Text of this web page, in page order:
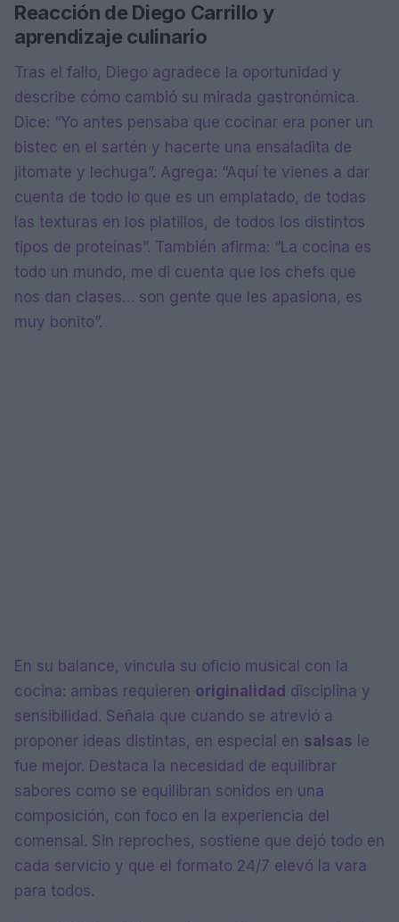
Reacción de Diego Carrillo y
aprendizaje culinario
Tras el fallo, Diego agradece la oportunidad y
describe cómo cambió su mirada gastronómica.
Dice: “Yo antes pensaba que cocinar era poner un
bistec en el sartén y hacerte una ensaladita de
jitomate y lechuga”. Agrega: “Aquí te vienes a dar
cuenta de todo lo que es un emplatado, de todas
las texturas en los platillos, de todos los distintos
tipos de proteínas”. También afirma: “La cocina es
todo un mundo, me di cuenta que los chefs que
nos dan clases… son gente que les apasiona, es
muy bonito”.
En su balance, vincula su oficio musical con la
cocina: ambas requieren originalidad disciplina y
sensibilidad. Señala que cuando se atrevió a
proponer ideas distintas, en especial en salsas le
fue mejor. Destaca la necesidad de equilibrar
sabores como se equilibran sonidos en una
composición, con foco en la experiencia del
comensal. Sin reproches, sostiene que dejó todo en
cada servicio y que el formato 24/7 elevó la vara
para todos.